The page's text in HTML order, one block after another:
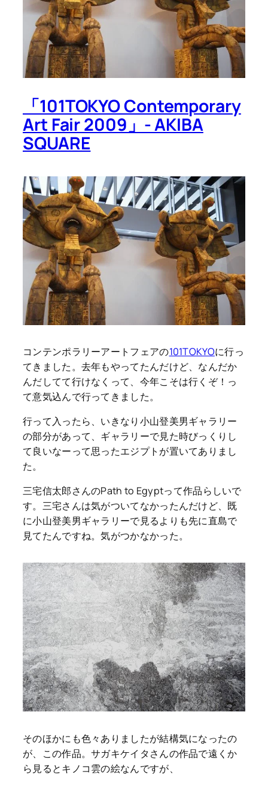
「101TOKYO Contemporary
Art Fair 2009」- AKIBA
SQUARE
コンテンポラリーアートフェアの101TOKYOに行っ
てきました。去年もやってたんだけど、なんだか
んだしてて行けなくって、今年こそは行くぞ！っ
て意気込んで行ってきました。
行って入ったら、いきなり小山登美男ギャラリー
の部分があって、ギャラリーで見た時びっくりし
て良いなーって思ったエジプトが置いてありまし
た。
三宅信太郎さんのPath to Egyptって作品らしいで
す。三宅さんは気がついてなかったんだけど、既
に小山登美男ギャラリーで見るよりも先に直島で
見てたんですね。気がつかなかった。
そのほかにも色々ありましたが結構気になったの
が、この作品。サガキケイタさんの作品で遠くか
ら見るとキノコ雲の絵なんですが、